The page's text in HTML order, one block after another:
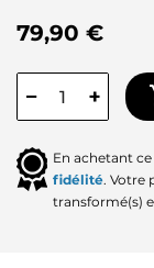
79,90 €
− +
En achetant
fidélité. Votre
transformé(s)